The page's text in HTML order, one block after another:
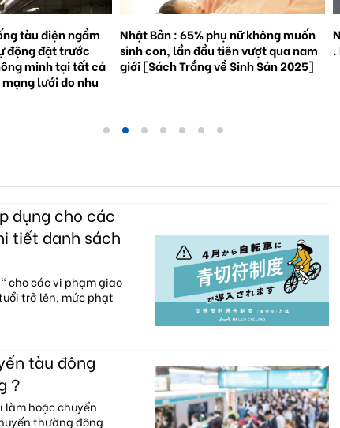
nữ không muốn
vượt qua nam
Sinh Sản 2025]
Natto trở thành hiện tượng toàn cầu
. Bối cảnh và triển vọng tương lai.
dụng cho các
tiết danh sách
cho các vi phạm giao
trở lên, mức phạt
tàu đông
?
làm hoặc chuyển
thường đông